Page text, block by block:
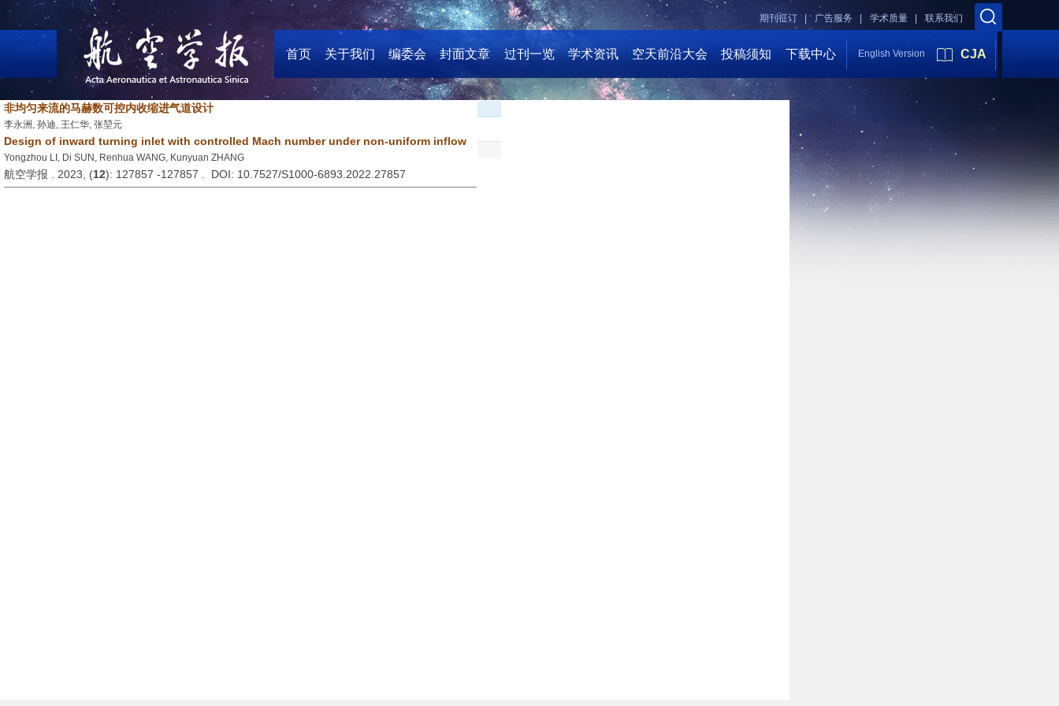
联系我们
学术质量 |
广告服务 |
期刊征订 |
首页 关于我们 编委会 封面文章 过刊一览 学术资讯 空天前沿大会 投稿须知 下载中心 English Version CJA
非均匀来流的马赫数可控内收缩进气道设计
李永洲, 孙迪, 王仁华, 张堃元
Design of inward turning inlet with controlled Mach number under non-uniform inflow
Yongzhou LI, Di SUN, Renhua WANG, Kunyuan ZHANG
航空学报 . 2023, (12): 127857 -127857 . DOI: 10.7527/S1000-6893.2022.27857